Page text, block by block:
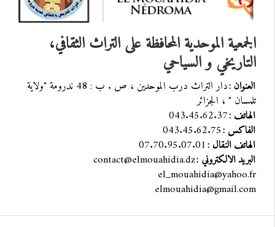
الجمعية الموحدية المحافظة على التراث الثقافي،
التاريخي و السياحي
العنوان :
دار التراث درب الموحدين ، ص . ب : 48 ندرومة "ولاية
تلمسان " ، الجزائر
الهاتف :043.45.62.37
الفاكس :043.45.62.75
الهاتف النقال :07.70.95.07.01
البريد الالكتروني :contact@elmouahidia.dz
el_mouahidia@yahoo.fr
elmouahidia@gmail.com